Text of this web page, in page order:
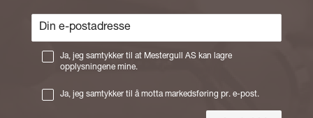
Ja, jeg samtykker til at Mestergull AS kan lagre
opplysningene mine.
Ja, jeg samtykker til å motta markedsføring pr. e-post.